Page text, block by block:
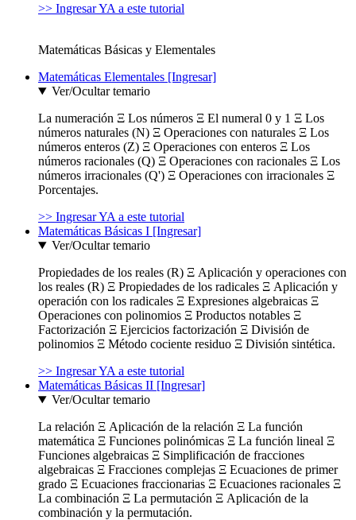
>> Ingresar YA a este tutorial
Matemáticas Básicas y Elementales
Matemáticas Elementales [Ingresar]
Ver/Ocultar temario
La numeración Ξ Los números Ξ El numeral 0 y 1 Ξ Los
números naturales (N) Ξ Operaciones con naturales Ξ Los
números enteros (Z) Ξ Operaciones con enteros Ξ Los
números racionales (Q) Ξ Operaciones con racionales Ξ Los
números irracionales (Q') Ξ Operaciones con irracionales Ξ
Porcentajes.
>> Ingresar YA a este tutorial
Matemáticas Básicas I [Ingresar]
Ver/Ocultar temario
Propiedades de los reales (R) Ξ Aplicación y operaciones con
los reales (R) Ξ Propiedades de los radicales Ξ Aplicación y
operación con los radicales Ξ Expresiones algebraicas Ξ
Operaciones con polinomios Ξ Productos notables Ξ
Factorización Ξ Ejercicios factorización Ξ División de
polinomios Ξ Método cociente residuo Ξ División sintética.
>> Ingresar YA a este tutorial
Matemáticas Básicas II [Ingresar]
Ver/Ocultar temario
La relación Ξ Aplicación de la relación Ξ La función
matemática Ξ Funciones polinómicas Ξ La función lineal Ξ
Funciones algebraicas Ξ Simplificación de fracciones
algebraicas Ξ Fracciones complejas Ξ Ecuaciones de primer
grado Ξ Ecuaciones fraccionarias Ξ Ecuaciones racionales Ξ
La combinación Ξ La permutación Ξ Aplicación de la
combinación y la permutación.